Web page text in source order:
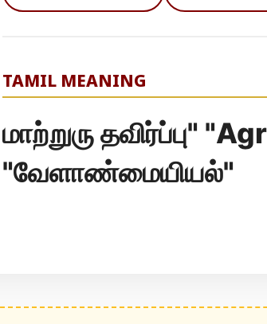
TAMIL MEANING
மாற்றுரு தவிர்ப்பு"
"வேளாண்மையியல்"